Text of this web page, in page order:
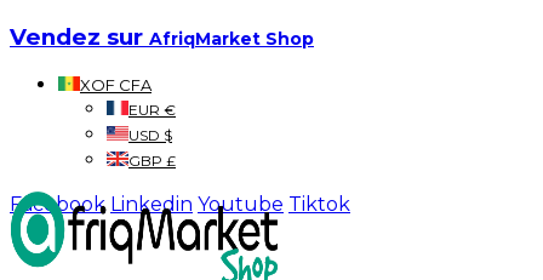
Vendez sur AfriqMarket Shop
XOF CFA
EUR €
USD $
GBP £
Facebook Linkedin Youtube Tiktok